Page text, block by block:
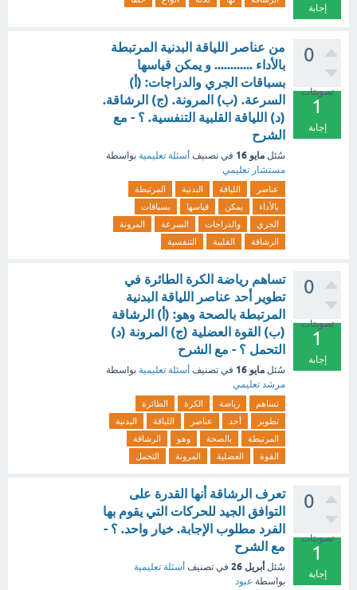
إجابة
0
تصويتات
1
إجابة
من عناصر اللياقة البدنية المرتبطة
بالأداء ............ و يمكن قياسها
بسباقات الجري والدراجات: (أ)
السرعة. (ب) المرونة. (ج) الرشاقة.
(د) اللياقة القلبية التنفسية. ؟ - مع
الشرح
سُئل مايو 16 في تصنيف أسئلة تعليمية بواسطة
مستشار تعليمي
عناصر اللياقة البدنية
المرتبطة
بالأداء
يمكن قياسها
بسباقات
الجري
والدراجات السرعة
المرونة
الرشاقة
القلبية التنفسية
0
تصويتات
1
إجابة
تساهم رياضة الكرة الطائرة في
تطوير أحد عناصر اللياقة البدنية
المرتبطة بالصحة وهو: (أ) الرشاقة
(ب) القوة العضلية (ج) المرونة (د)
التحمل ؟ - مع الشرح
سُئل مايو 16 في تصنيف أسئلة تعليمية بواسطة
مرشد تعليمي
تساهم رياضة الكرة
الطائرة
تطوير
أحد عناصر اللياقة
البدنية
المرتبطة
بالصحة وهو
الرشاقة
القوة
العضلية المرونة التحمل
0
تصويتات
1
إجابة
تعرف الرشاقة أنها القدرة على
التوافق الجيد للحركات التي يقوم بها
الفرد مطلوب الإجابة. خيار واحد. ؟ -
مع الشرح
سُئل أبريل 26 في تصنيف أسئلة تعليمية
بواسطة عبود